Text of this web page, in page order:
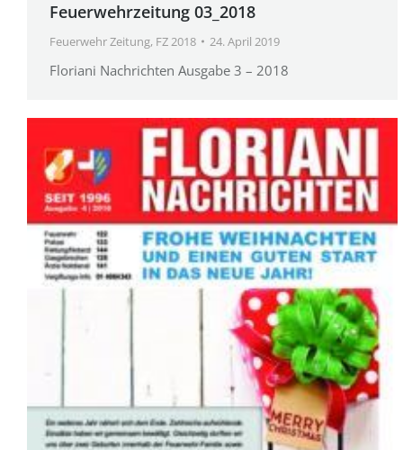
Feuerwehrzeitung 03_2018
Feuerwehr Zeitung, FZ 2018 24. April 2019
Floriani Nachrichten Ausgabe 3 – 2018